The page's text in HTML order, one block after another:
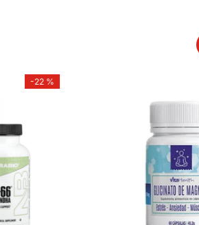
-22 %